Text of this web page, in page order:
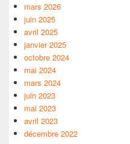
mars 2026
juin 2025
avril 2025
janvier 2025
octobre 2024
mai 2024
mars 2024
juin 2023
mai 2023
avril 2023
décembre 2022